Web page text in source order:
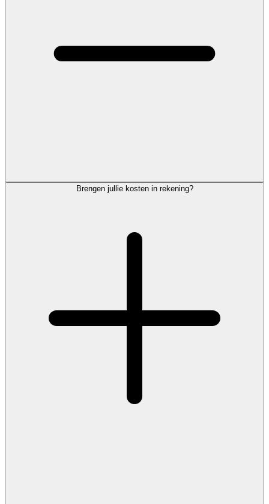
Brengen jullie kosten in rekening?